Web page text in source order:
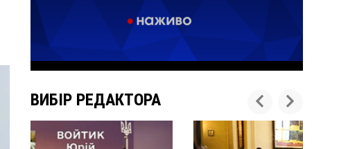
ВИБІР РЕДАКТОРА